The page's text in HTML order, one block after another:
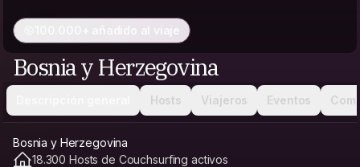
100.000+ añadido al viaje
Bosnia y Herzegovina
Hosts Viajeros Eventos
Bosnia y Herzegovina
18.300 Hosts de Couchsurfing activos